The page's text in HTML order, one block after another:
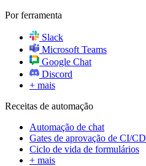
Por ferramenta
Slack
Microsoft Teams
Google Chat
Discord
+ mais
Receitas de automação
Automação de chat
Gates de aprovação de CI/CD
Ciclo de vida de formulários
+ mais